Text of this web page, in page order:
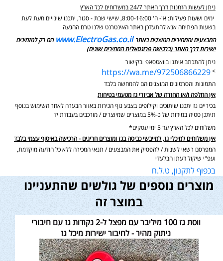
ניתן לעשות הזמנות דרך האתר 24/7 במשלוחים לכל הארץ
ימים ושעות פעילות: א'- ה' 8:00-16:00, שישי שבת - סגור,
יתכנו שינויים מעת לעת
בשעות הפתיחה אנא להתעדכן באתר האינטרנט שלנו טרם ההגעה
המבצעים והמחירים המוצגים באתר www.ElectroGas.co.il הם רק למזמינים
ישירות דרך האתר (ברכישה פרונטאלית המחירים שונים)
ניתן להתכתב איתנו בוואטסאפ בקישור
>
https://wa.me/972506866229
התמונות והסרטונים המוצגים הם להמחשה בלבד
אין החלפה ו/או החזרה של אביזרי גז מטעמי בטיחות
בכיריים גז יתכנו שיתוכים וקילופים בצבע גוף הכירות באזור הבערה לאחר השימוש בנוסף
תיתכן סטיה במידות של כ-5% במוצרים שמיוצרים / מורכבים בעבודת יד
משלוחים לכל הארץ עד 5 ימי עסקים*
אין משלוחים למיכלי גז, למייבשי כביסה בגז ומוצרים חריגים - הרכישה באיסוף עצמי בלבד
המפרסם רשאי לשנות / להפסיק את המבצעים / תנאי המכירה ללא כל הודעה מוקדמת,
ועפ"י שיקול דעתו הבלעדי
בכפוף לתקנון, ט.ל.ח
מוצרים נוספים של גולשים שהתעניינו
במוצר זה
ווסת גז 100 מיליבר עם מפצל ל-2 נקודות גז עם חיבורי
ניתוק מהיר - לחיבור ישירות מיכל גז